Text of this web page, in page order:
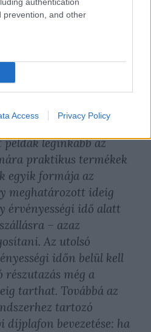
prevention, and other
Access Privacy Policy
bevezetésre, személyre
vehető majd
rendszer kiegészül az
vásárlási
leginkább az
praktikus termékek
egyik formája az
meghatározott ideig
érvényességi idő alatt
– azaz
Az utolsó
időn belül kell
még a
tarthat. Továbbá az
tartozó
díjplafon bevezetése: ha